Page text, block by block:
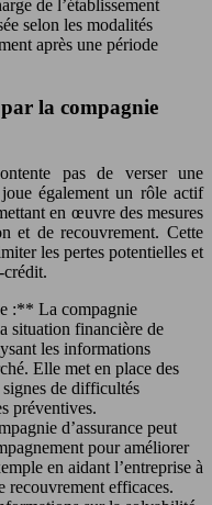
de l’établissement
selon les modalités
après une période
la compagnie
pas de verser une
également un rôle actif
en œuvre des mesures
et de recouvrement. Cette
les pertes potentielles et
crédit.
:** La compagnie
situation financière de
les informations
Elle met en place des
signes de difficultés
préventives.
d’assurance peut
pour améliorer
en aidant l’entreprise à
recouvrement efficaces.